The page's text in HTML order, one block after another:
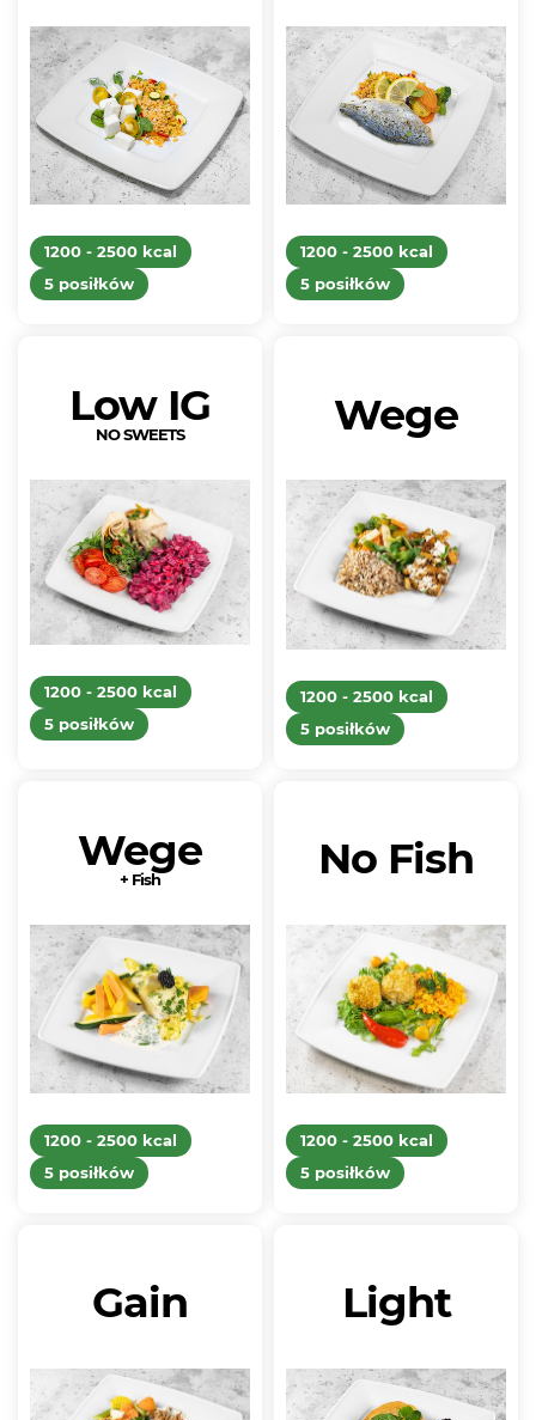
5 posiłków
1200 - 2500 kcal
5 posiłków
1200 - 2500 kcal
Low IG
NO SWEETS
5 posiłków
1200 - 2500 kcal
Wege
5 posiłków
1200 - 2500 kcal
Wege
+ Fish
5 posiłków
1200 - 2500 kcal
No Fish
5 posiłków
1200 - 2500 kcal
Gain Light